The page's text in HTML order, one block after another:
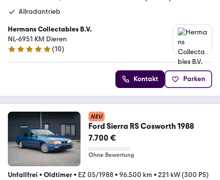
Allradantrieb
Hermans Collectables B.V.
NL-6951 KM Dieren
5 Sterne
(10)
Kontakt Parken
NEU
Ford Sierra RS Cosworth 1988
7.700 €
Ohne Bewertung
Unfallfrei • Oldtimer• EZ 05/1988• 96.500 km • 221 kW (300 PS)